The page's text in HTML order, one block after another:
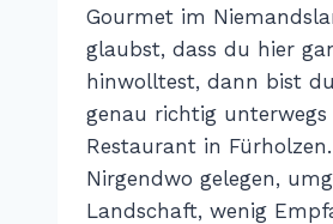
Gourmet im
glaubst, dass du hier
hinwolltest, dann bist
genau richtig
Restaurant in
Nirgendwo gelegen,
Landschaft, wenig